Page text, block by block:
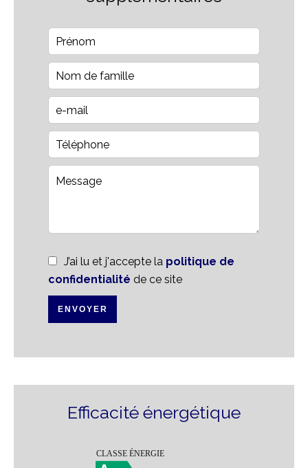
J’ai lu et j'accepte la politique de
confidentialité de ce site
ENVOYER
Efficacité énergétique